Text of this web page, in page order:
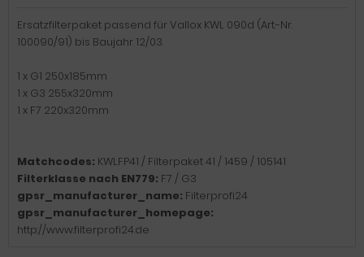
Ersatzfilterpaket passend für Vallox KWL 090d (Art.-Nr.
100090/91) bis Baujahr 12/03.
1 x G1 250x185mm
1 x G3 255x320mm
1 x F7 220x320mm
Matchcodes: KWLFP41 / Filterpaket 41 / 1459 / 105141
Filterklasse nach EN779: F7 / G3
gpsr_manufacturer_name: Filterprofi24
gpsr_manufacturer_homepage:
http://www.filterprofi24.de